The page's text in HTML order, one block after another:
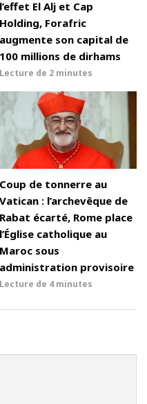
l’effet El Alj et Cap
Holding, Forafric
augmente son capital de
100 millions de dirhams
Lecture de 2 minutes
Coup de tonnerre au
Vatican : l’archevêque de
Rabat écarté, Rome place
l’Église catholique au
Maroc sous
administration provisoire
Lecture de 4 minutes